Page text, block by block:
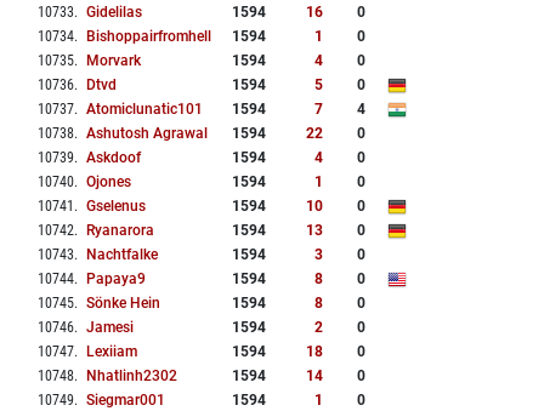
10733. Gidelilas 1594 16
0
10734. Bishoppairfromhell 1594 1
0
10735. Morvark 1594 4
0
10736. Dtvd 1594 5
0
10737. Atomiclunatic101 1594 7
4
10738. Ashutosh Agrawal 1594 22
0
10739. Askdoof 1594 4
0
10740. Ojones 1594 1
0
10741 . Gselenus 1594 10
0
10742. Ryanarora 1594 13
0
10743. Nachtfalke 1594 3
0
10744. Papaya9 1594 8
0
10745. Sönke Hein 1594 8
0
10746. Jamesi 1594 2
0
10747. Lexiiam 1594 18
0
10748. Nhatlinh2302 1594 14
0
10749. Siegmar001 1594 1
0